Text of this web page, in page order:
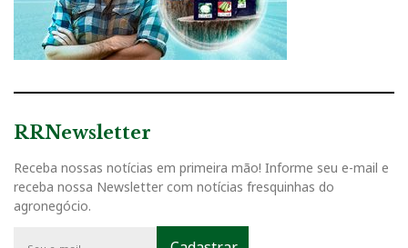
RRNewsletter
Receba nossas notícias em primeira mão! Informe seu e-mail e
receba nossa Newsletter com notícias fresquinhas do
agronegócio.